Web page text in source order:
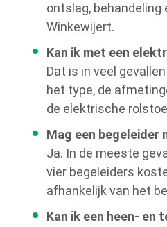
ontslag, behandeling
Winkewijert.
Kan ik met een
Dat is in veel
het type, de
de elektrische
Mag een begeleider
Ja. In de meeste
vier begeleiders
afhankelijk van het
Kan ik een heen- en